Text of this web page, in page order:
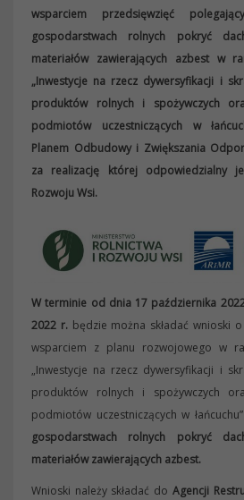
wsparciem przedsięwzięć
gospodarstwach rolnych pokryć
materiałów zawierających azbest w
„Inwestycje na rzecz dywersyfikacji i
produktów rolnych i spożywczych
podmiotów uczestniczących w
Planem Odbudowy i Zwiększania
za realizację której odpowiedzialny
Rozwoju Wsi.
W terminie od dnia 17 października
2022 r.będzie można składać wnioski
wsparciem z planu rozwojowego w
„Inwestycje na rzecz dywersyfikacji i
produktów rolnych i spożywczych
podmiotów uczestniczących w
gospodarstwach rolnych pokryć
materiałów zawierających azbest.
Wnioski należy składać do Agencji